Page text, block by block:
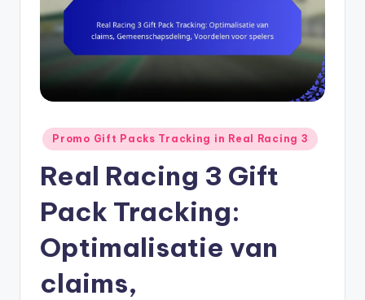
Posted
in
Promo Gift Packs Tracking in Real Racing 3
Real Racing 3 Gift
Pack Tracking:
Optimalisatie van
claims,